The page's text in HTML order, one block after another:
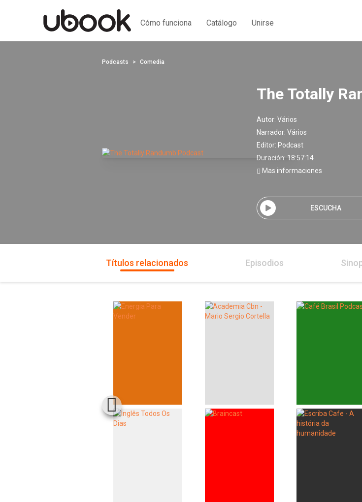
Cómo funciona Catálogo Unirse
Podcasts Comedia
The Totally
Autor: Vários
Narrador: Vários
Editor: Podcast
Duración: 18:57:14
Mas informaciones
ESCUCHA
Títulos relacionados Episodios